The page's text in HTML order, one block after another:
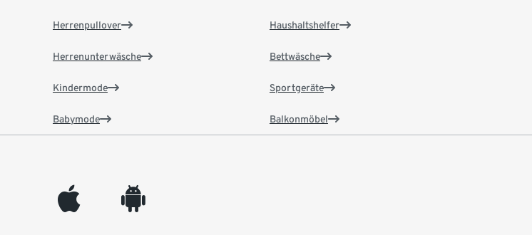
Herrenpullover
Herrenunterwäsche
Kindermode
Babymode
Haushaltshelfer
Bettwäsche
Sportgeräte
Balkonmöbel
appleinc android